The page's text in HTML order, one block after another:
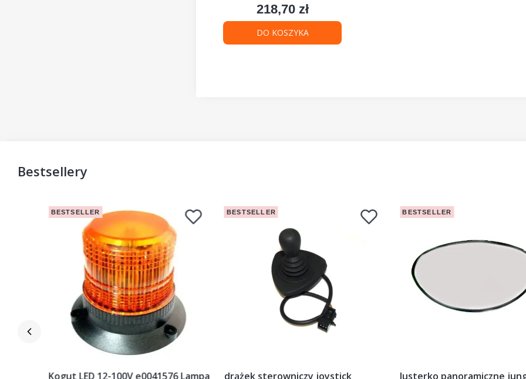
Cena
218,70 zł
DO KOSZYKA
Bestsellery
BESTSELLER
Kogut LED 12-100V e0041576 Lampa
BESTSELLER
drążek sterowniczy joystick
BESTSELLER
lusterko panoramiczne